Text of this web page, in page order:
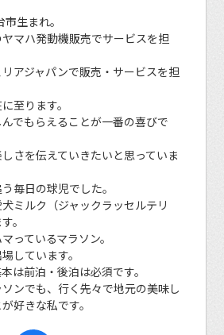
生まれ。
マハ発動機販売でサービスを担
アジャパンで販売・サービスを担
至ります。
でもらえることが一番の喜びで
さを伝えていきたいと思っていま
毎日の球児でした。
ミルク（ジャックラッセルテリ
。
っているマラソン。
しています。
は前泊・後泊は必須です。
ンでも、行く先々で地元の美味し
好きな私です。